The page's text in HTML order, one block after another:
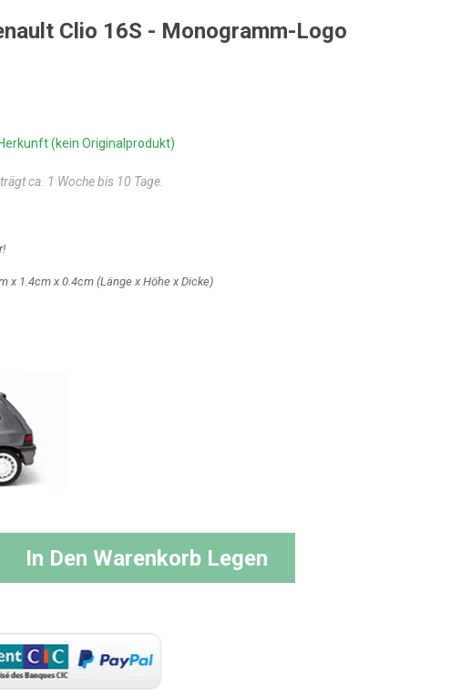
Clio 16S - Monogramm-Logo
(kein Originalprodukt)
ca. 1 Woche bis 10 Tage.
x 1.4cm x 0.4cm (Länge x Höhe x Dicke)
In Den Warenkorb Legen